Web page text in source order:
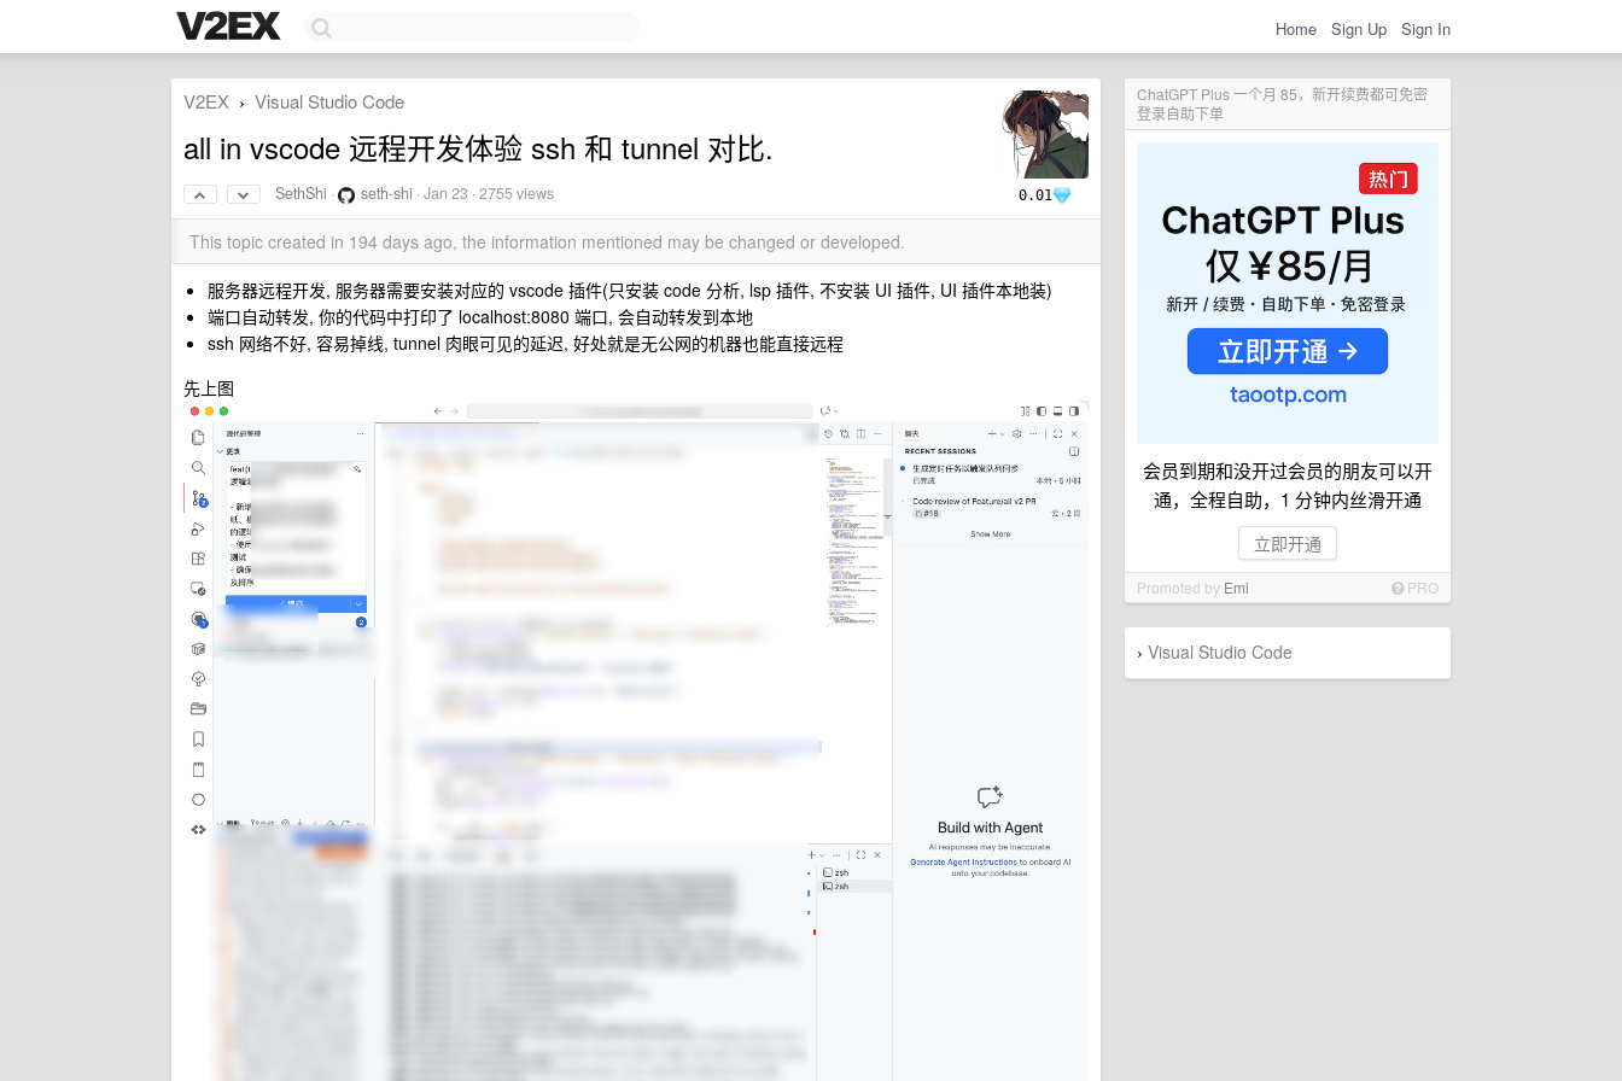
Home Sign Up Sign In
ChatGPT Plus 一个月 85，新开续费都可免密
登录自助下单
会员到期和没开过会员的朋友可以开
通，全程自助，1 分钟内丝滑开通
立即开通
Promoted by Emi PRO
› Visual Studio Code
0.01
V2EX › Visual Studio Code
all in vscode 远程开发体验 ssh 和 tunnel 对比.
SethShi · seth-shi ·Jan 23 · 2755 views
This topic created in 194 days ago, the information mentioned may be changed or developed.
服务器远程开发, 服务器需要安装对应的 vscode 插件(只安装 code 分析, lsp 插件, 不安装 UI 插件, UI 插件本地装)
端口自动转发, 你的代码中打印了 localhost:8080 端口, 会自动转发到本地
ssh 网络不好, 容易掉线, tunnel 肉眼可见的延迟, 好处就是无公网的机器也能直接远程
先上图